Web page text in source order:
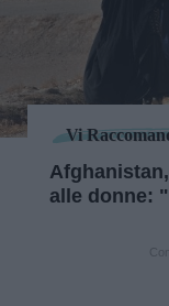
Vi
alle donne: